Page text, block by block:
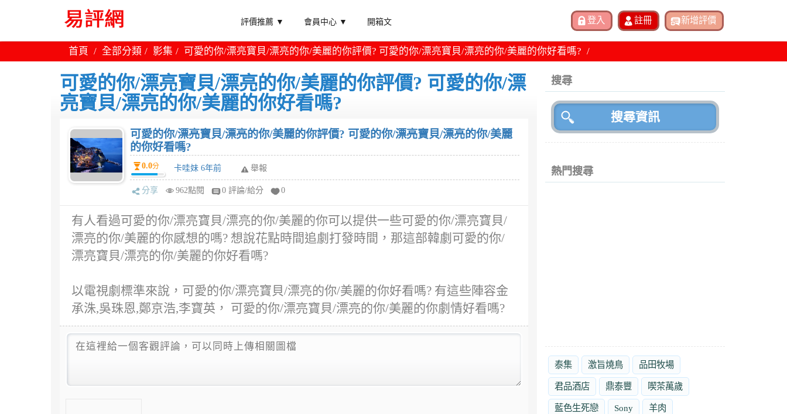
評價推薦 ▼ 會員中心 ▼ 開箱文
首頁 全部分類 影集 可愛的你/漂亮寶貝/漂亮的你/美麗的你評價? 可愛的你/漂亮寶貝/漂亮的你/美麗的你好看嗎?
可愛的你/漂亮寶貝/漂亮的你/美麗的你評價? 可愛的你/漂
亮寶貝/漂亮的你/美麗的你好看嗎?
可愛的你/漂亮寶貝/漂亮的你/美麗的你評價? 可愛的你/漂亮寶貝/漂亮的你/美麗
的你好看嗎?
0.0分 卡哇妹 6年前 舉報
分享 962點閱 0 評論/給分 0
有人看過可愛的你/漂亮寶貝/漂亮的你/美麗的你可以提供一些可愛的你/漂亮寶貝/
漂亮的你/美麗的你感想的嗎? 想說花點時間追劇打發時間，那這部韓劇可愛的你/
漂亮寶貝/漂亮的你/美麗的你好看嗎?
以電視劇標準來說，可愛的你/漂亮寶貝/漂亮的你/美麗的你好看嗎? 有這些陣容金
承洙,吳珠恩,鄭京浩,李寶英， 可愛的你/漂亮寶貝/漂亮的你/美麗的你劇情好看嗎?
搜尋
熱門搜尋
泰集 激旨燒鳥 品田牧場
君品酒店 鼎泰豐 喫茶萬歲
藍色生死戀 Sony 羊肉